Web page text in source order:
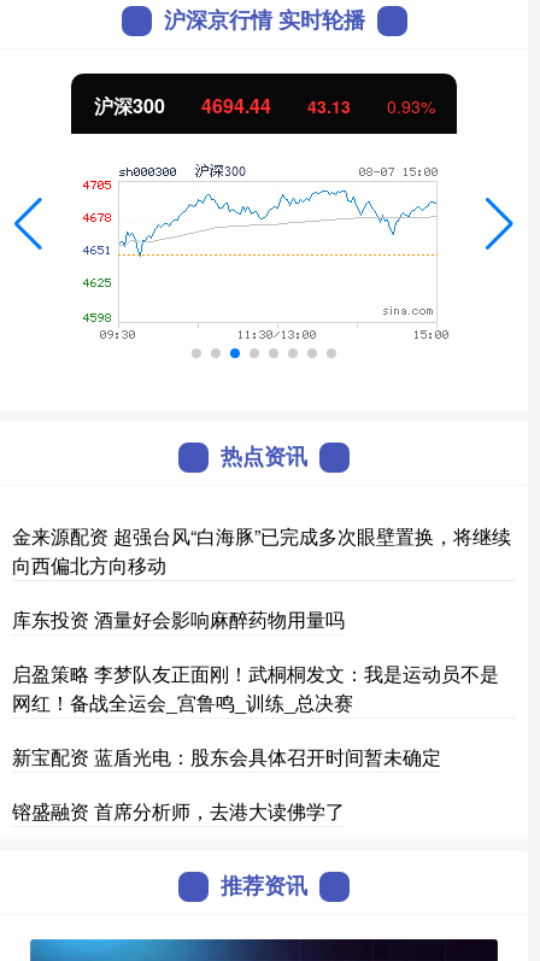
沪深京行情 实时轮播
北证50 1134.24
热点资讯
金来源配资 超强台风“白海豚”已完成多次眼壁置换，将继续
向西偏北方向移动
库东投资 酒量好会影响麻醉药物用量吗
启盈策略 李梦队友正面刚！武桐桐发文：我是运动员不是
网红！备战全运会_宫鲁鸣_训练_总决赛
新宝配资 蓝盾光电：股东会具体召开时间暂未确定
镕盛融资 首席分析师，去港大读佛学了
推荐资讯